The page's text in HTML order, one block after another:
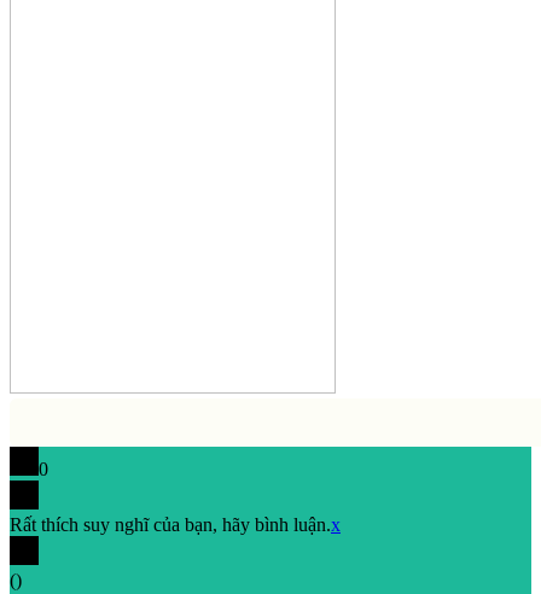
0
Rất thích suy nghĩ của bạn, hãy bình luận.x
()